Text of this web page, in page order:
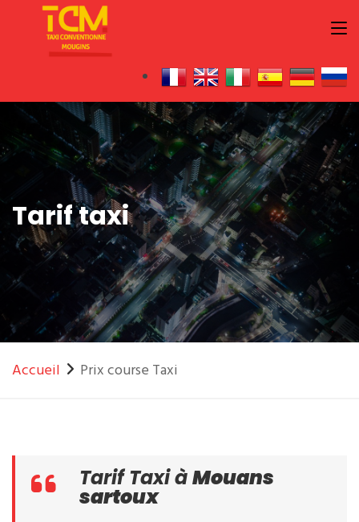
Tarif taxi
Accueil Prix course Taxi
Tarif Taxi àMouans
sartoux